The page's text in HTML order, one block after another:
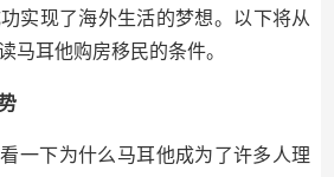
实现了海外生活的梦想。以下将从
马耳他购房移民的条件。
一下为什么马耳他成为了许多人理